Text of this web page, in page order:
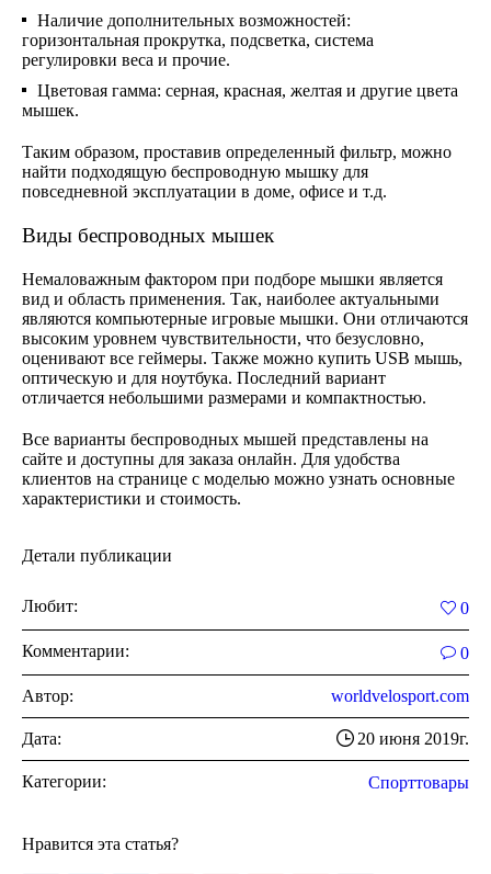
Наличие дополнительных возможностей:
горизонтальная прокрутка, подсветка, система
регулировки веса и прочие.
Цветовая гамма: серная, красная, желтая и другие цвета
мышек.
Таким образом, проставив определенный фильтр, можно
найти подходящую беспроводную мышку для
повседневной эксплуатации в доме, офисе и т.д.
Виды беспроводных мышек
Немаловажным фактором при подборе мышки является
вид и область применения. Так, наиболее актуальными
являются компьютерные игровые мышки. Они отличаются
высоким уровнем чувствительности, что безусловно,
оценивают все геймеры. Также можно купить USB мышь,
оптическую и для ноутбука. Последний вариант
отличается небольшими размерами и компактностью.
Все варианты беспроводных мышей представлены на
сайте и доступны для заказа онлайн. Для удобства
клиентов на странице с моделью можно узнать основные
характеристики и стоимость.
Детали публикации
Любит: 0
Комментарии: 0
Автор: worldvelosport.com
Дата: 20 июня 2019г.
Категории: Спорттовары
Нравится эта статья?